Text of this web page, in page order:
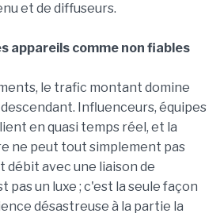
et de diffuseurs.
appareils comme non fiables
le trafic montant domine
Influenceurs, équipes
en quasi temps réel, et la
ne peut tout simplement pas
débit avec une liaison de
pas un luxe ; c'est la seule façon
désastreuse à la partie la